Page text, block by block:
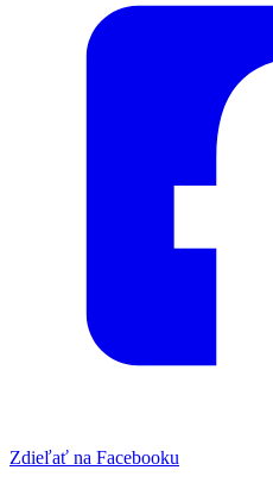
Zdieľať na Facebooku